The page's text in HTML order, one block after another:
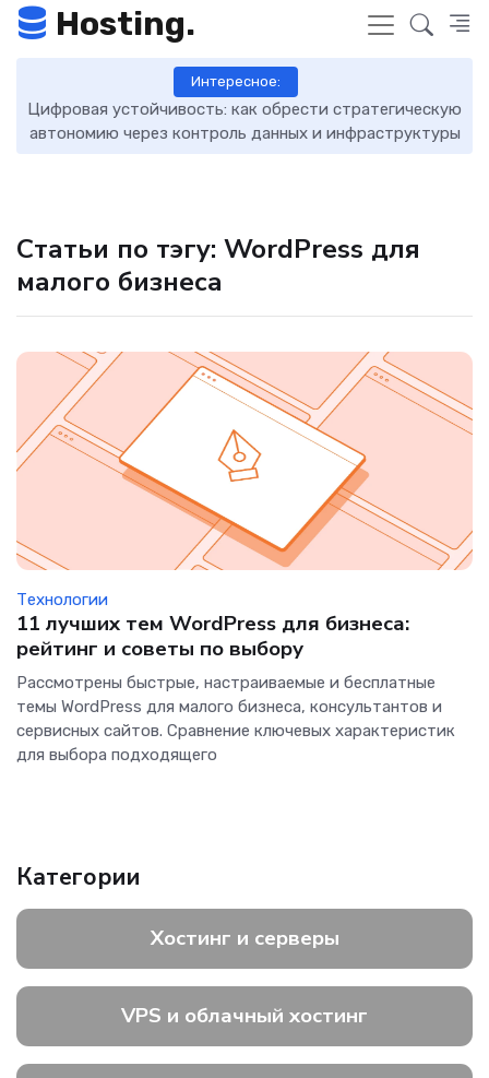
Hosting.
Интересное:
Цифровая устойчивость: как обрести стратегическую
автономию через контроль данных и инфраструктуры
Статьи по тэгу: WordPress для
малого бизнеса
Технологии
11 лучших тем WordPress для бизнеса:
рейтинг и советы по выбору
Рассмотрены быстрые, настраиваемые и бесплатные
темы WordPress для малого бизнеса, консультантов и
сервисных сайтов. Сравнение ключевых характеристик
для выбора подходящего
Категории
Хостинг и серверы
VPS и облачный хостинг